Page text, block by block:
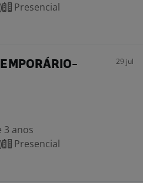
Presencial
29 jul
3 anos
Presencial